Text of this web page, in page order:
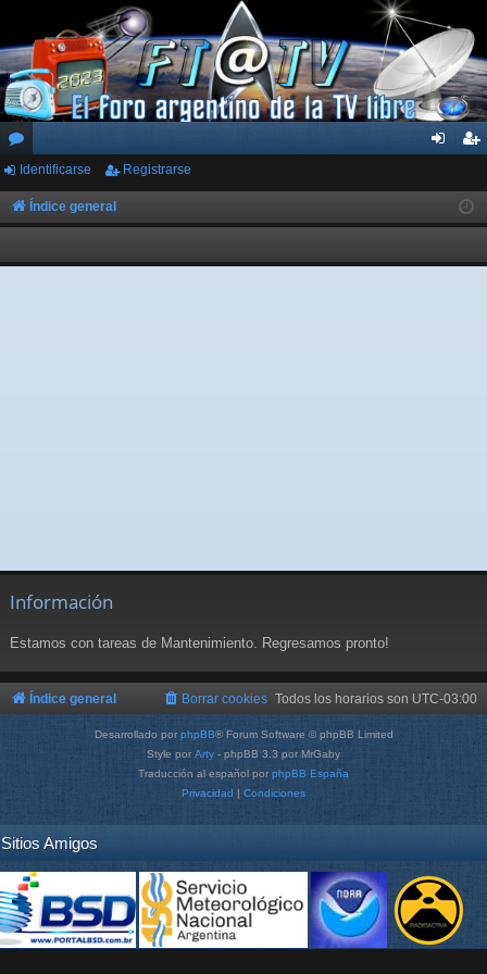
or
os
ar
ist
rs
Identificarse Registrarse
Índice general
Información
Estamos con tareas de Mantenimiento. Regresamos pronto!
Índice general Todos los horarios son UTC-03:00
Borrar cookies
Desarrollado por phpBB® Forum Software © phpBB Limited
Style por Arty - phpBB 3.3 por MrGaby
Traducción al español por phpBB España
Privacidad | Condiciones
Sitios Amigos